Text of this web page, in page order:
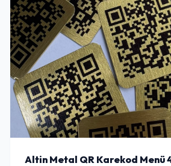
Altin Metal QR Karekod Menü